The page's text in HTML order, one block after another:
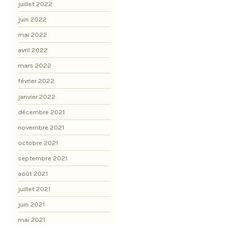
juillet 2022
juin 2022
mai 2022
avril 2022
mars 2022
février 2022
janvier 2022
décembre 2021
novembre 2021
octobre 2021
septembre 2021
août 2021
juillet 2021
juin 2021
mai 2021